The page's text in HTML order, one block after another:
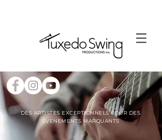
DES ARTISTES EXCEPTIONNELS POUR DES
ÉVÉNEMENTS MARQUANTS